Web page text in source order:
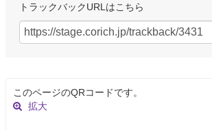
トラックバックURLはこちら
このページのQRコードです。
拡大